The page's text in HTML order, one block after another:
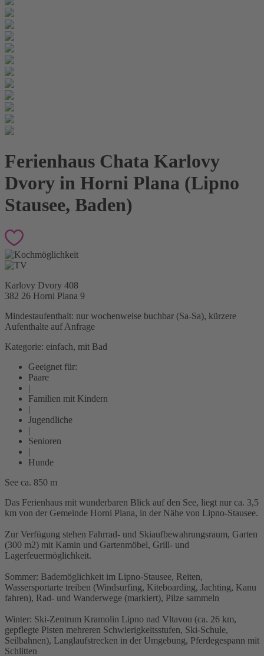
Ferienhaus Chata Karlovy
Dvory in Horni Plana (Lipno
Stausee, Baden)
Karlovy Dvory 408
382 26 Horni Plana 9
Mindestaufenthalt: nur wochenweise buchbar (Sa-Sa), kürzere
Aufenthalte auf Anfrage
Kategorie: einfach, mit Bad
Geeignet für:
Paare
|
Familien mit Kindern
|
Jugendliche
|
Senioren
|
Hunde
See ca. 850 m
Das Ferienhaus mit wunderbaren Blick auf den See, liegt nur ca. 3,5
km von der Gemeinde Horni Plana, in der Nähe von Lipno-Stausee.
Zur Verfügung stehen Fahrrad- und Skiaufbewahrungsraum, Garten
(300 m2) mit Kamin und Gartenmöbel, Grill- und
Lagerfeuermöglichkeit.
Sommer: Bademöglichkeit im Lipno-Stausee, Reiten,
Wassersportarte treiben (Windsurfing, Kiteboarding, Jachting, Kanu
fahren), Rad- und Wanderwege (markiert), Pilze sammeln
Winter: Ski-Zentrum Kramolin Lipno nad Vltavou (ca. 26 km,
gepflegte Pisten mehreren Schwierigkeitsstufen, Ski-Schule,
Seilbahnen), Langlaufstrecken in der Umgebung, Pferdegespann mit
Schlitten